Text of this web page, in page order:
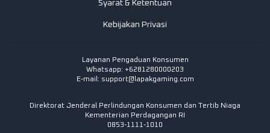
Syarat & Ketentuan
Kebijakan Privasi
Layanan Pengaduan Konsumen
Whatsapp: +6281280000203
E-mail: support@lapakgaming.com
Direktorat Jenderal Perlindungan Konsumen dan Tertib Niaga
Kementerian Perdagangan RI
0853-1111-1010